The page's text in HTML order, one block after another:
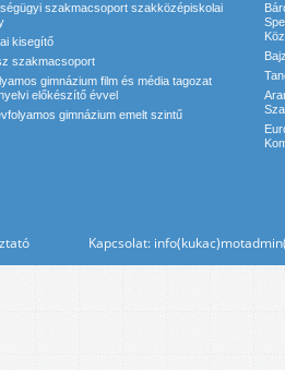
szakmacsoport szakközépiskolai
kisegítő
szakmacsoport
gimnázium film és média tagozat
előkészítő évvel
gimnázium emelt szintű
Kapcsolat: